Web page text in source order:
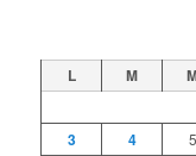
L M
3
4 5